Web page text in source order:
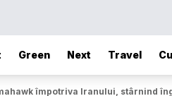
Green Next Travel
împotriva Iranului, stârnind